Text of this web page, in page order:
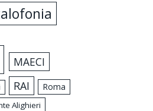
MAECI
RAI
Roma
Alighieri